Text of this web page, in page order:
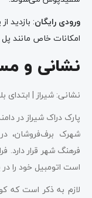
ورودی رایگان: بازدید
امکانات خاص مانند
نشانی و
نشانی: شیراز |
پارک دراک شیراز در
شهرک برف‌فروشان،
فرهنگ شهر قرار دارد.
است اتومبیل خود را
لازم به ذکر است که